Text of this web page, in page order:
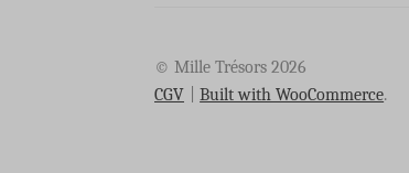
© Mille Trésors 2026
CGV
Built with WooCommerce.